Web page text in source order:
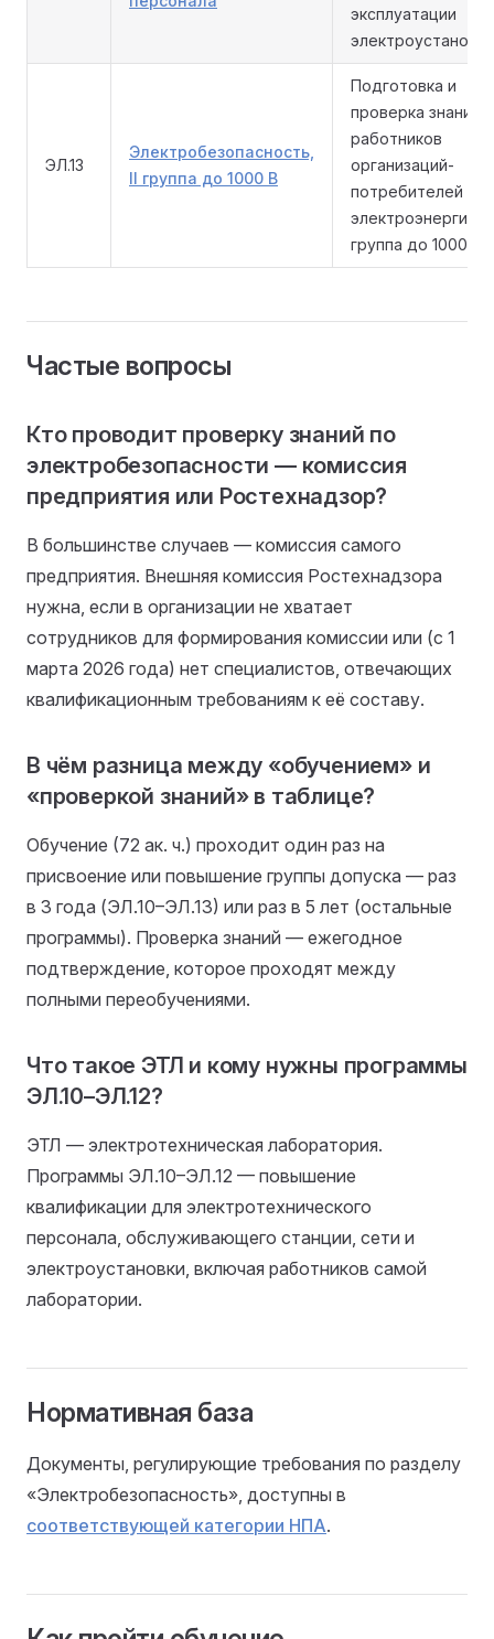
эксплуатации
электроустановок
ЭЛ.13
Электробезопасность,
II группа до 1000 В
Подготовка и
проверка знаний
работников
организаций-
потребителей
электроэнергии (II
группа до 1000 В)
Частые вопросы
Кто проводит проверку знаний по
электробезопасности — комиссия
предприятия или Ростехнадзор?
В большинстве случаев — комиссия самого
предприятия. Внешняя комиссия Ростехнадзора
нужна, если в организации не хватает
сотрудников для формирования комиссии или (с 1
марта 2026 года) нет специалистов, отвечающих
квалификационным требованиям к её составу.
В чём разница между «обучением» и
«проверкой знаний» в таблице?
Обучение (72 ак. ч.) проходит один раз на
присвоение или повышение группы допуска — раз
в 3 года (ЭЛ.10–ЭЛ.13) или раз в 5 лет (остальные
программы). Проверка знаний — ежегодное
подтверждение, которое проходят между
полными переобучениями.
Что такое ЭТЛ и кому нужны программы
ЭЛ.10–ЭЛ.12?
ЭТЛ — электротехническая лаборатория.
Программы ЭЛ.10–ЭЛ.12 — повышение
квалификации для электротехнического
персонала, обслуживающего станции, сети и
электроустановки, включая работников самой
лаборатории.
Нормативная база
Документы, регулирующие требования по разделу
«Электробезопасность», доступны в
соответствующей категории НПА.